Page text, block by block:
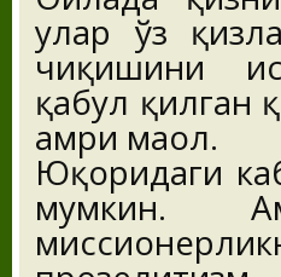
улар ўз
чиқишини
қабул қилган
амри маҳол.
Юқоридаги
мумкин.